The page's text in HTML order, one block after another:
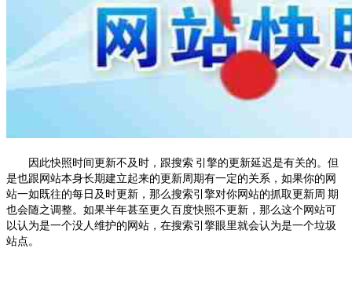
因此快照时间更新不及时，跟搜索 引擎的更新延迟是有关的。但
是也跟网站本身长期建立起来的更新周期有一定的关系，如果你的网
站一如既往的每日及时更新，那么搜索引擎对你网站的抓取更新周 期
也会随之调整。如果半年甚至更久百度快照不更新，那么这个网站可
以认为是一个没人维护的网站，在搜索引擎眼里就会认为是一个垃圾
站点。